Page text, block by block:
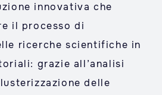
innovativa che
il processo di
ricerche scientifiche in
grazie all’analisi
delle